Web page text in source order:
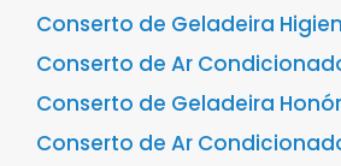
Conserto de Geladeira
Conserto de Ar
Conserto de Geladeira
Conserto de Ar